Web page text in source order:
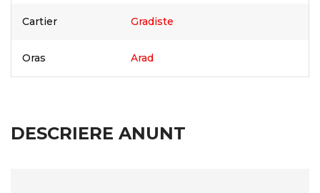
Cartier Gradiste
Oras Arad
DESCRIERE ANUNT